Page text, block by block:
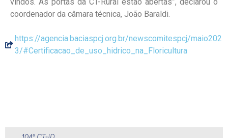
coordenador da câmara técnica, João Baraldi.
https://agencia.baciaspcj.org.br/newscomitespcj/maio202
3/#Certificacao_de_uso_hidrico_na_Floricultura